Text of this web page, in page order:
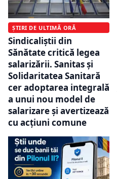
ȘTIRI DE ULTIMĂ ORĂ
Sindicaliștii din
Sănătate critică legea
salarizării. Sanitas și
Solidaritatea Sanitară
cer adoptarea integrală
a unui nou model de
salarizare și avertizează
cu acțiuni comune